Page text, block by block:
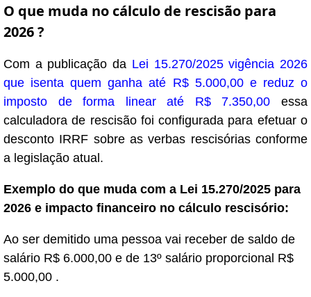
O que muda no cálculo de rescisão para
2026 ?
Com a publicação da Lei 15.270/2025 vigência 2026
que isenta quem ganha até R$ 5.000,00 e reduz o
imposto de forma linear até R$ 7.350,00 essa
calculadora de rescisão foi configurada para efetuar o
desconto IRRF sobre as verbas rescisórias conforme
a legislação atual.
Exemplo do que muda com a Lei 15.270/2025 para
2026 e impacto financeiro no cálculo rescisório:
Ao ser demitido uma pessoa vai receber de saldo de
salário R$ 6.000,00 e de 13º salário proporcional R$
5.000,00 .